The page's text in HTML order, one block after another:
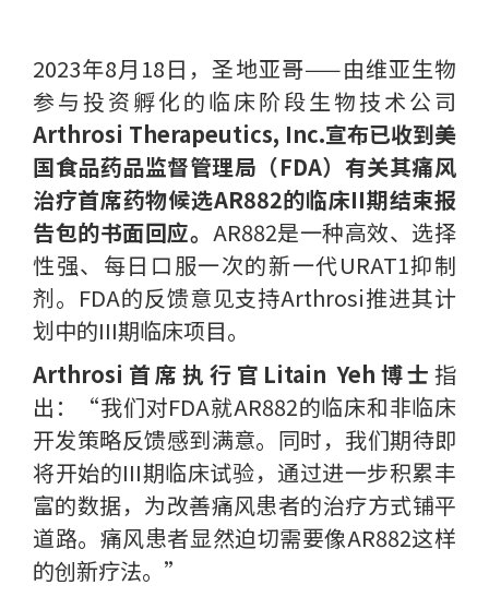
2023年8月18日，圣地亚哥——由维亚生物
参与投资孵化的临床阶段生物技术公司
Arthrosi Therapeutics, Inc.宣布已收到美
国食品药品监督管理局（FDA）有关其痛风
治疗首席药物候选AR882的临床II期结束报
告包的书面回应。 AR882是一种高效、选择
性强、每日口服一次的新一代URAT1抑制
剂。FDA的反馈意见支持Arthrosi推进其计
划中的III期临床项目。
Arthrosi首席执行官Litain Yeh博士 指
出：“我们对FDA就AR882的临床和非临床
开发策略反馈感到满意。同时，我们期待即
将开始的III期临床试验，通过进一步积累丰
富的数据，为改善痛风患者的治疗方式铺平
道路。痛风患者显然迫切需要像AR882这样
的创新疗法。”